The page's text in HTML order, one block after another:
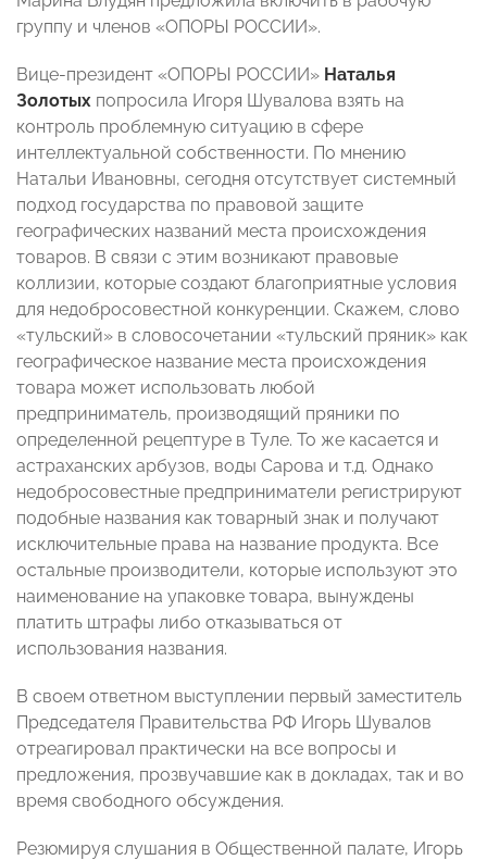
группу и членов «ОПОРЫ РОССИИ».
Вице-президент «ОПОРЫ РОССИИ» Наталья
Золотых попросила Игоря Шувалова взять на
контроль проблемную ситуацию в сфере
интеллектуальной собственности. По мнению
Натальи Ивановны, сегодня отсутствует системный
подход государства по правовой защите
географических названий места происхождения
товаров. В связи с этим возникают правовые
коллизии, которые создают благоприятные условия
для недобросовестной конкуренции. Скажем, слово
«тульский» в словосочетании «тульский пряник» как
географическое название места происхождения
товара может использовать любой
предприниматель, производящий пряники по
определенной рецептуре в Туле. То же касается и
астраханских арбузов, воды Сарова и т.д. Однако
недобросовестные предприниматели регистрируют
подобные названия как товарный знак и получают
исключительные права на название продукта. Все
остальные производители, которые используют это
наименование на упаковке товара, вынуждены
платить штрафы либо отказываться от
использования названия.
В своем ответном выступлении первый заместитель
Председателя Правительства РФ Игорь Шувалов
отреагировал практически на все вопросы и
предложения, прозвучавшие как в докладах, так и во
время свободного обсуждения.
Резюмируя слушания в Общественной палате, Игорь